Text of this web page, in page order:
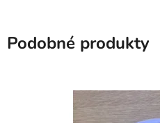
Podobné produkty